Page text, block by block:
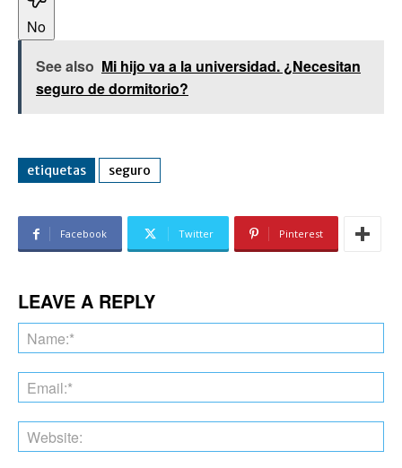
No
See also Mi hijo va a la universidad. ¿Necesitan
seguro de dormitorio?
etiquetas seguro
Facebook Twitter Pinterest
LEAVE A REPLY